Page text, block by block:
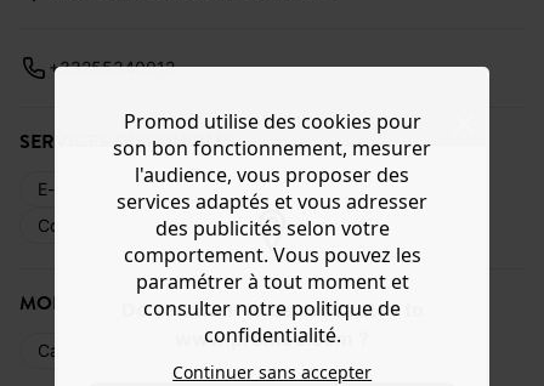
Do you want to be redirected to
www.promod.com ?
+33255340012
SERVICES DISPONIBLES
E-réservation Livraison web
Retours
Commande en magasin
Cartes cadeaux
MODE DE PAIEMENT
Carte bancaire
Promod utilise des cookies pour
son bon fonctionnement, mesurer
l'audience, vous proposer des
services adaptés et vous adresser
des publicités selon votre
comportement. Vous pouvez les
paramétrer à tout moment et
consulter notre politique de
confidentialité.
Continuer sans accepter